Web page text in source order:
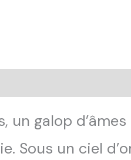
un galop
Sous un ciel